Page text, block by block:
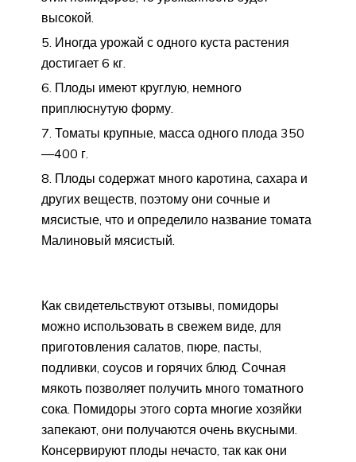
высокой.
Иногда урожай с одного куста растения
достигает 6 кг.
Плоды имеют круглую, немного
приплюснутую форму.
Томаты крупные, масса одного плода 350
—400 г.
Плоды содержат много каротина, сахара и
других веществ, поэтому они сочные и
мясистые, что и определило название томата
Малиновый мясистый.
Как свидетельствуют отзывы, помидоры
можно использовать в свежем виде, для
приготовления салатов, пюре, пасты,
подливки, соусов и горячих блюд. Сочная
мякоть позволяет получить много томатного
сока. Помидоры этого сорта многие хозяйки
запекают, они получаются очень вкусными.
Консервируют плоды нечасто, так как они